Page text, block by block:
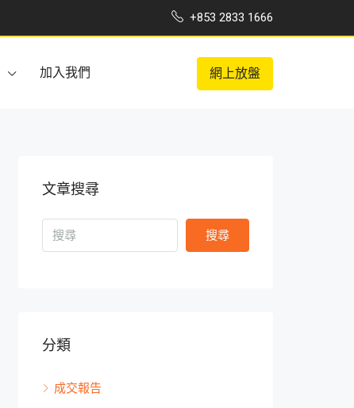
+853 2833 1666
加入我們 網上放盤
文章搜尋
搜尋
分類
成交報告